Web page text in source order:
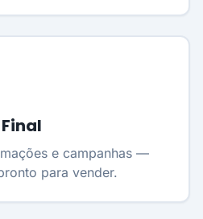
e campanhas —
para vender.